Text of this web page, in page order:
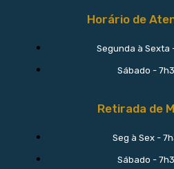
Horário de
Segunda à Sexta
Sábado -
Retirada de
Seg à Sex -
Sábado -